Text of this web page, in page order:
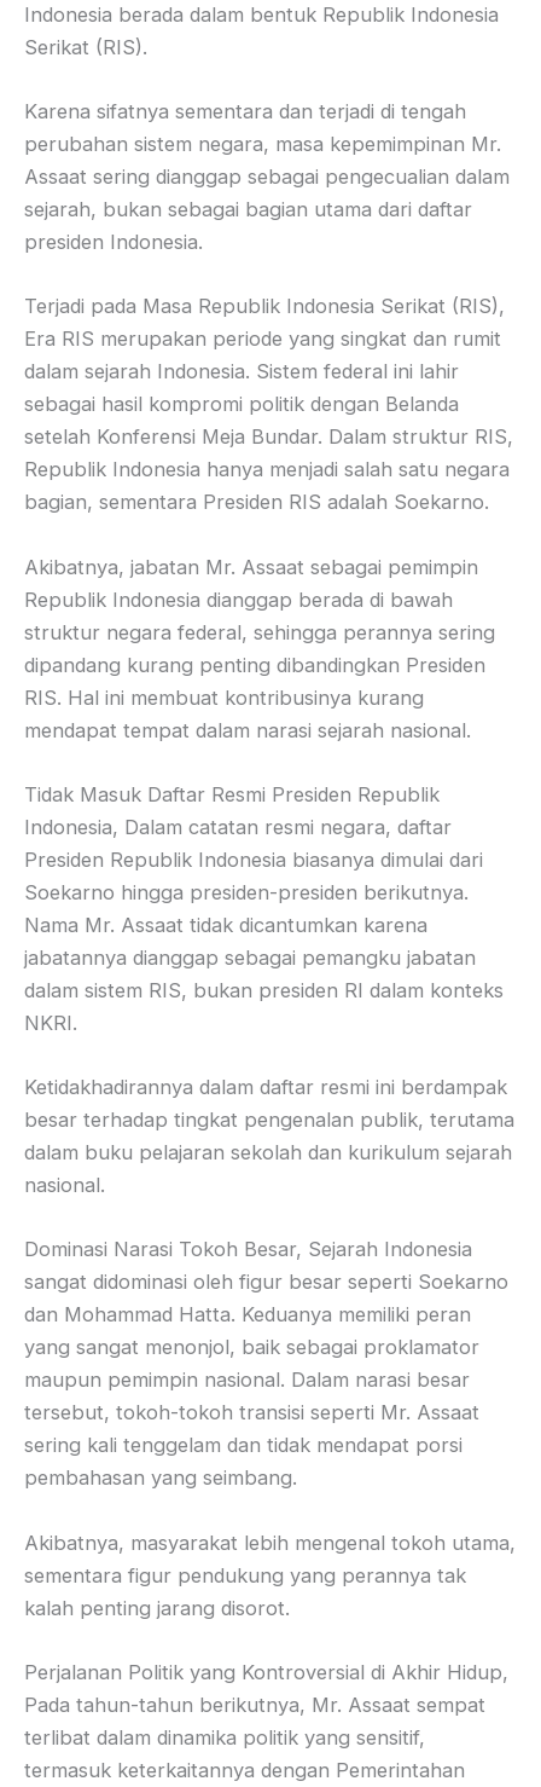
Indonesia berada dalam bentuk Republik Indonesia
Serikat (RIS).
Karena sifatnya sementara dan terjadi di tengah
perubahan sistem negara, masa kepemimpinan Mr.
Assaat sering dianggap sebagai pengecualian dalam
sejarah, bukan sebagai bagian utama dari daftar
presiden Indonesia.
Terjadi pada Masa Republik Indonesia Serikat (RIS),
Era RIS merupakan periode yang singkat dan rumit
dalam sejarah Indonesia. Sistem federal ini lahir
sebagai hasil kompromi politik dengan Belanda
setelah Konferensi Meja Bundar. Dalam struktur RIS,
Republik Indonesia hanya menjadi salah satu negara
bagian, sementara Presiden RIS adalah Soekarno.
Akibatnya, jabatan Mr. Assaat sebagai pemimpin
Republik Indonesia dianggap berada di bawah
struktur negara federal, sehingga perannya sering
dipandang kurang penting dibandingkan Presiden
RIS. Hal ini membuat kontribusinya kurang
mendapat tempat dalam narasi sejarah nasional.
Tidak Masuk Daftar Resmi Presiden Republik
Indonesia, Dalam catatan resmi negara, daftar
Presiden Republik Indonesia biasanya dimulai dari
Soekarno hingga presiden-presiden berikutnya.
Nama Mr. Assaat tidak dicantumkan karena
jabatannya dianggap sebagai pemangku jabatan
dalam sistem RIS, bukan presiden RI dalam konteks
NKRI.
Ketidakhadirannya dalam daftar resmi ini berdampak
besar terhadap tingkat pengenalan publik, terutama
dalam buku pelajaran sekolah dan kurikulum sejarah
nasional.
Dominasi Narasi Tokoh Besar, Sejarah Indonesia
sangat didominasi oleh figur besar seperti Soekarno
dan Mohammad Hatta. Keduanya memiliki peran
yang sangat menonjol, baik sebagai proklamator
maupun pemimpin nasional. Dalam narasi besar
tersebut, tokoh-tokoh transisi seperti Mr. Assaat
sering kali tenggelam dan tidak mendapat porsi
pembahasan yang seimbang.
Akibatnya, masyarakat lebih mengenal tokoh utama,
sementara figur pendukung yang perannya tak
kalah penting jarang disorot.
Perjalanan Politik yang Kontroversial di Akhir Hidup,
Pada tahun-tahun berikutnya, Mr. Assaat sempat
terlibat dalam dinamika politik yang sensitif,
termasuk keterkaitannya dengan Pemerintahan